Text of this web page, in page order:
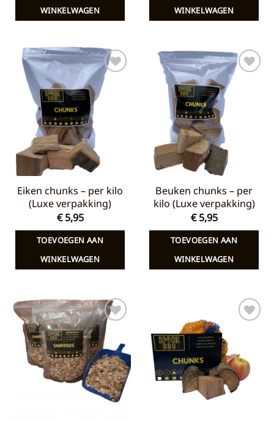
WINKELWAGEN
WINKELWAGEN
Toevoegen
aan
verlanglijst
Eiken chunks – per kilo
(Luxe verpakking)
€5,95
TOEVOEGEN AAN
WINKELWAGEN
Toevoegen
verlanglijst
Beuken chunks – per
kilo (Luxe verpakking)
€5,95
TOEVOEGEN AAN
WINKELWAGEN
Toevoegen
aan
verlanglijst
Toevoegen
verlanglijst